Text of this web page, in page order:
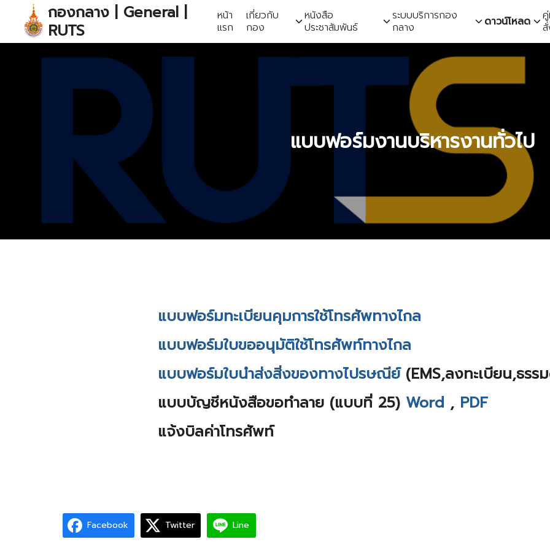
content
กองกลาง | General |
RUTS
หน้า
แรก
เกี่ยวกับ
กอง
หนังสือ
ประชาสัมพันธ์
ระบบบริการกอง
กลาง
ดาวน์โหลด
for:
แบบฟอร์มงานบริหารงานทั่วไป
แบบฟอร์มทะเบียนคุมการใช้โทรศัพทางไกล
แบบฟอร์มใบขออนุมัติใช้โทรศัพท์ทางไกล
แบบฟอร์มใบนำส่งสิ่งของทางไปรษณีย์(EMS,ลงทะเบียน,ธรร
แบบบัญชีหนังสือขอทำลาย (แบบที่ 25) Word , PDF
แจ้งบิลค่าโทรศัพท์
Facebook Twitter Line